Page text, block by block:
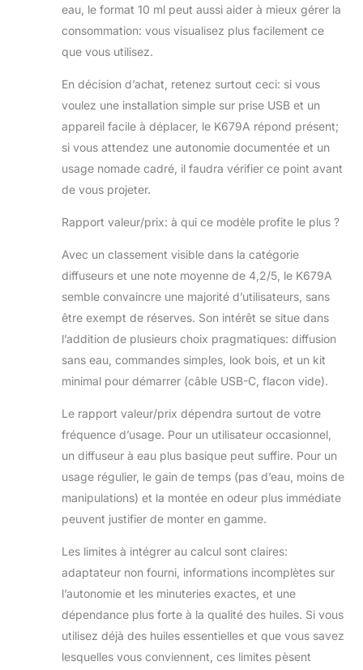
eau, le format 10 ml peut aussi aider à mieux gérer la
consommation: vous visualisez plus facilement ce
que vous utilisez.
En décision d’achat, retenez surtout ceci: si vous
voulez une installation simple sur prise USB et un
appareil facile à déplacer, le K679A répond présent;
si vous attendez une autonomie documentée et un
usage nomade cadré, il faudra vérifier ce point avant
de vous projeter.
Rapport valeur/prix: à qui ce modèle profite le plus ?
Avec un classement visible dans la catégorie
diffuseurs et une note moyenne de 4,2/5, le K679A
semble convaincre une majorité d’utilisateurs, sans
être exempt de réserves. Son intérêt se situe dans
l’addition de plusieurs choix pragmatiques: diffusion
sans eau, commandes simples, look bois, et un kit
minimal pour démarrer (câble USB-C, flacon vide).
Le rapport valeur/prix dépendra surtout de votre
fréquence d’usage. Pour un utilisateur occasionnel,
un diffuseur à eau plus basique peut suffire. Pour un
usage régulier, le gain de temps (pas d’eau, moins de
manipulations) et la montée en odeur plus immédiate
peuvent justifier de monter en gamme.
Les limites à intégrer au calcul sont claires:
adaptateur non fourni, informations incomplètes sur
l’autonomie et les minuteries exactes, et une
dépendance plus forte à la qualité des huiles. Si vous
utilisez déjà des huiles essentielles et que vous savez
lesquelles vous conviennent, ces limites pèsent